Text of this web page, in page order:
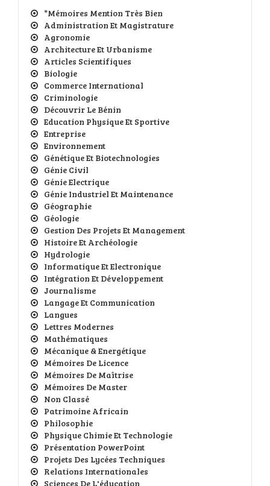
*Mémoires Mention Très Bien
Administration Et Magistrature
Agronomie
Architecture Et Urbanisme
Articles Scientifiques
Biologie
Commerce International
Criminologie
Découvrir Le Bénin
Education Physique Et Sportive
Entreprise
Environnement
Génétique Et Biotechnologies
Génie Civil
Génie Electrique
Génie Industriel Et Maintenance
Géographie
Géologie
Gestion Des Projets Et Management
Histoire Et Archéologie
Hydrologie
Informatique Et Electronique
Intégration Et Développement
Journalisme
Langage Et Communication
Langues
Lettres Modernes
Mathématiques
Mécanique & Energétique
Mémoires De Licence
Mémoires De Maîtrise
Mémoires De Master
Non Classé
Patrimoine Africain
Philosophie
Physique Chimie Et Technologie
Présentation PowerPoint
Projets Des Lycées Techniques
Relations Internationales
Sciences De L'éducation